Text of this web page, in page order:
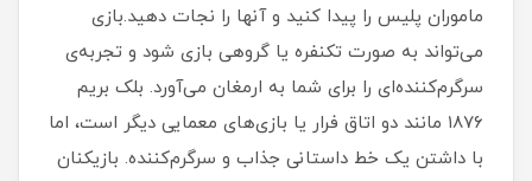
ماموران پلیس را پیدا کنید و آنها را نجات دهید.بازی
می‌تواند به صورت تکنفره یا گروهی بازی شود و تجربه‌ی
سرگرم‌کننده‌ای را برای شما به ارمغان می‌آورد. بلک بریم
۱۸۷۶ مانند دو اتاق فرار یا بازی‌های معمایی دیگر است، اما
با داشتن یک خط داستانی جذاب و سرگرم‌کننده. بازیکنان